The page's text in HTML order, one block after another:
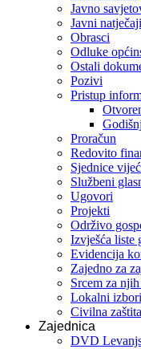
Javno
Javni
Obrasci
Odluke
Ostali
Pozivi
Pristup
Proračun
Redovito
Sjednice
Službeni
Ugovori
Projekti
Održivo
Izvješća liste
Evidencija
Zajedno za
Srcem za
Lokalni izbori
Civilna zaštita
Zajednica
DVD